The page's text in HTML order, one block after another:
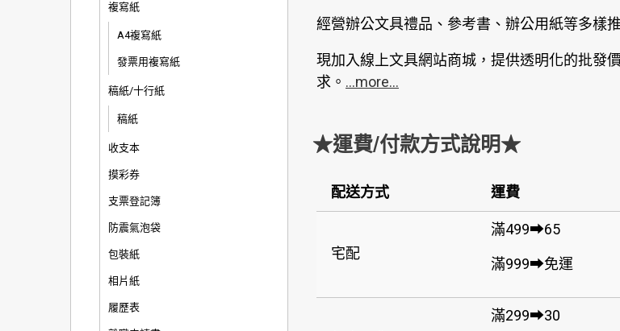
複寫紙
A4複寫紙
發票用複寫紙
稿紙/十行紙
稿紙
收支本
摸彩券
支票登記簿
防震氣泡袋
包裝紙
相片紙
履歷表
經營辦公文具禮品、參考書、辦公用紙等多樣
現加入線上文具網站商城，提供透明化的批發
求。 ...more...
★運費/付款方式說明★
配送方式 運費
宅配
滿499➡65
滿999➡免運
滿299➡30